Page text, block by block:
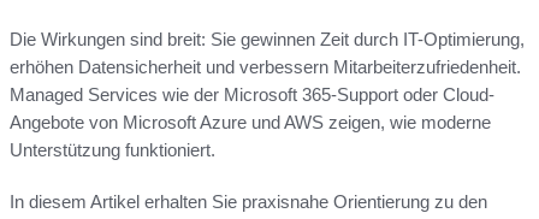
Die Wirkungen sind breit: Sie gewinnen Zeit durch IT-Optimierung,
erhöhen Datensicherheit und verbessern Mitarbeiterzufriedenheit.
Managed Services wie der Microsoft 365-Support oder Cloud-
Angebote von Microsoft Azure und AWS zeigen, wie moderne
Unterstützung funktioniert.
In diesem Artikel erhalten Sie praxisnahe Orientierung zu den